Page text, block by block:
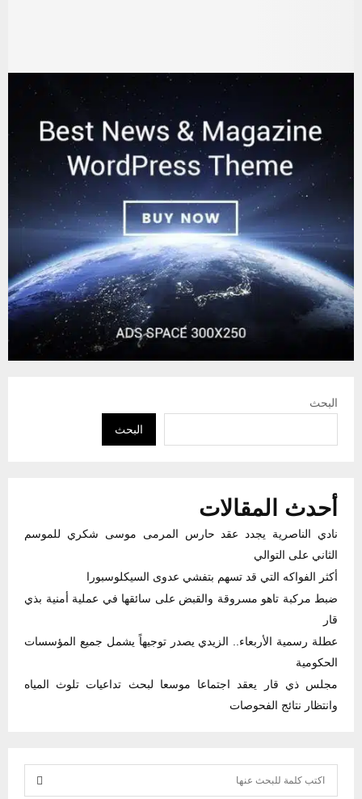
البحث
البحث
أحدث المقالات
نادي الناصرية يجدد عقد حارس المرمى موسى شكري للموسم
الثاني على التوالي
أكثر الفواكه التي قد تسهم بتفشي عدوى السيكلوسبورا
ضبط مركبة تاهو مسروقة والقبض على سائقها في عملية أمنية بذي
قار
عطلة رسمية الأربعاء.. الزيدي يصدر توجيهاً يشمل جميع المؤسسات
الحكومية
مجلس ذي قار يعقد اجتماعا موسعا لبحث تداعيات تلوث المياه
وانتظار نتائج الفحوصات
e